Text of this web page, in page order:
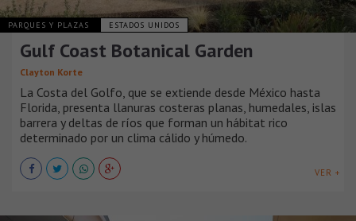
PARQUES Y PLAZAS ESTADOS UNIDOS
Gulf Coast Botanical Garden
Clayton Korte
La Costa del Golfo, que se extiende desde México hasta
Florida, presenta llanuras costeras planas, humedales, islas
barrera y deltas de ríos que forman un hábitat rico
determinado por un clima cálido y húmedo.
VER +